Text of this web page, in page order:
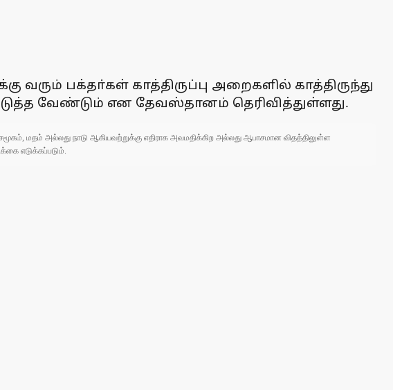
பக்தா்கள் காத்திருப்பு அறைகளில் காத்திருந்து
வேண்டும் என தேவஸ்தானம் தெரிவித்துள்ளது.
மதம் அல்லது நாடு ஆகியவற்றுக்கு எதிராக அவமதிக்கிற அல்லது ஆபாசமான விதத்திலுள்ள
எடுக்கப்படும்.